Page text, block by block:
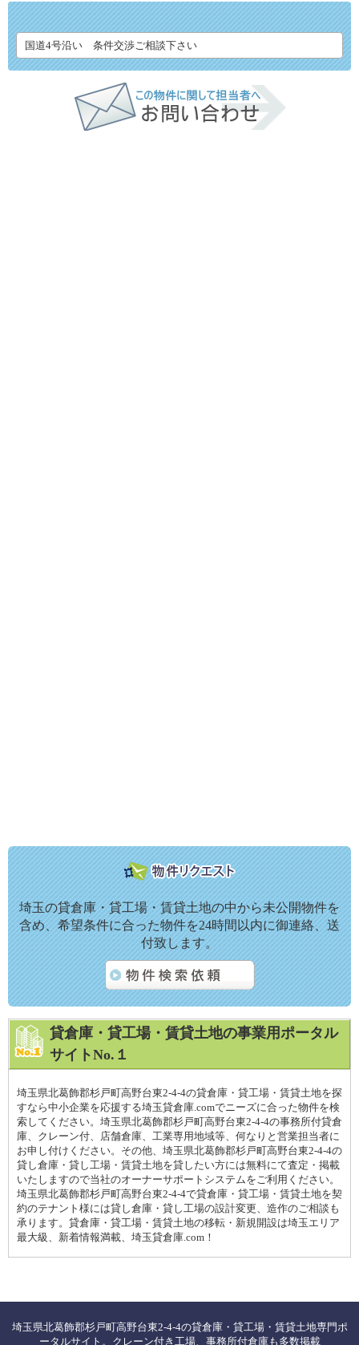
国道4号沿い 条件交渉ご相談下さい
埼玉の貸倉庫・貸工場・賃貸土地の中から未公開物件を
含め、希望条件に合った物件を24時間以内に御連絡、送
付致します。
貸倉庫・貸工場・賃貸土地の事業用ポータル
サイトNo.１
埼玉県北葛飾郡杉戸町高野台東2-4-4の貸倉庫・貸工場・賃貸土地を探
すなら中小企業を応援する埼玉貸倉庫.comでニーズに合った物件を検
索してください。埼玉県北葛飾郡杉戸町高野台東2-4-4の事務所付貸倉
庫、クレーン付、店舗倉庫、工業専用地域等、何なりと営業担当者に
お申し付けください。その他、埼玉県北葛飾郡杉戸町高野台東2-4-4の
貸し倉庫・貸し工場・賃貸土地を貸したい方には無料にて査定・掲載
いたしますので当社のオーナーサポートシステムをご利用ください。
埼玉県北葛飾郡杉戸町高野台東2-4-4で貸倉庫・貸工場・賃貸土地を契
約のテナント様には貸し倉庫・貸し工場の設計変更、造作のご相談も
承ります。貸倉庫・貸工場・賃貸土地の移転・新規開設は埼玉エリア
最大級、新着情報満載、埼玉貸倉庫.com！
埼玉県北葛飾郡杉戸町高野台東2-4-4の貸倉庫・貸工場・賃貸土地専門ポ
ータルサイト。クレーン付き工場、事務所付倉庫も多数掲載